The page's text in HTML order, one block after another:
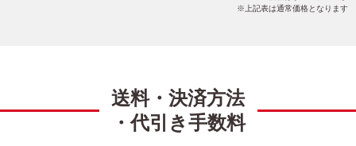
上記表は通常価格となります
送料・決済方法
・代引き手数料